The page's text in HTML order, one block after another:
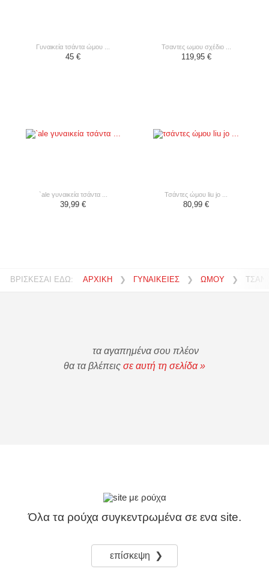
γυναικεία τσάντα ώμου ...
45 €
τσαντες ωμου σχέδιο ...
119,95 €
`ale γυναικεία τσάντα ...
39,99 €
τσάντες ώμου liu jo ...
80,99 €
ΒΡΙΣΚΕΣΑΙ ΕΔΩ: ΑΡΧΙΚΗ ❯ ΓΥΝΑΙΚΕΙΕΣ ❯ ΩΜΟΥ ❯
τα αγαπημένα σου πλέον
θα τα βλέπεις σε αυτή τη σελίδα »
Όλα τα ρούχα συγκεντρωμένα σε ενα site.
επίσκεψη ❯